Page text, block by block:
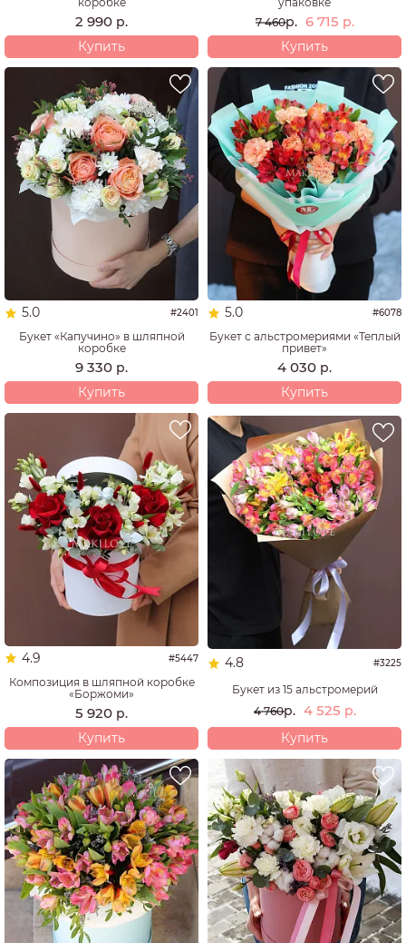
2 990 р.
Купить
7 460р. 6 715 р.
Купить
5.0 #2401
Букет «Капучино» в шляпной
коробке
9 330 р.
Купить
5.0 #6078
Букет с альстромериями «Теплый
привет»
4 030 р.
Купить
4.9 #5447
Композиция в шляпной коробке
«Боржоми»
5 920 р.
Купить
4.8 #3225
Букет из 15 альстромерий
4 760р. 4 525 р.
Купить